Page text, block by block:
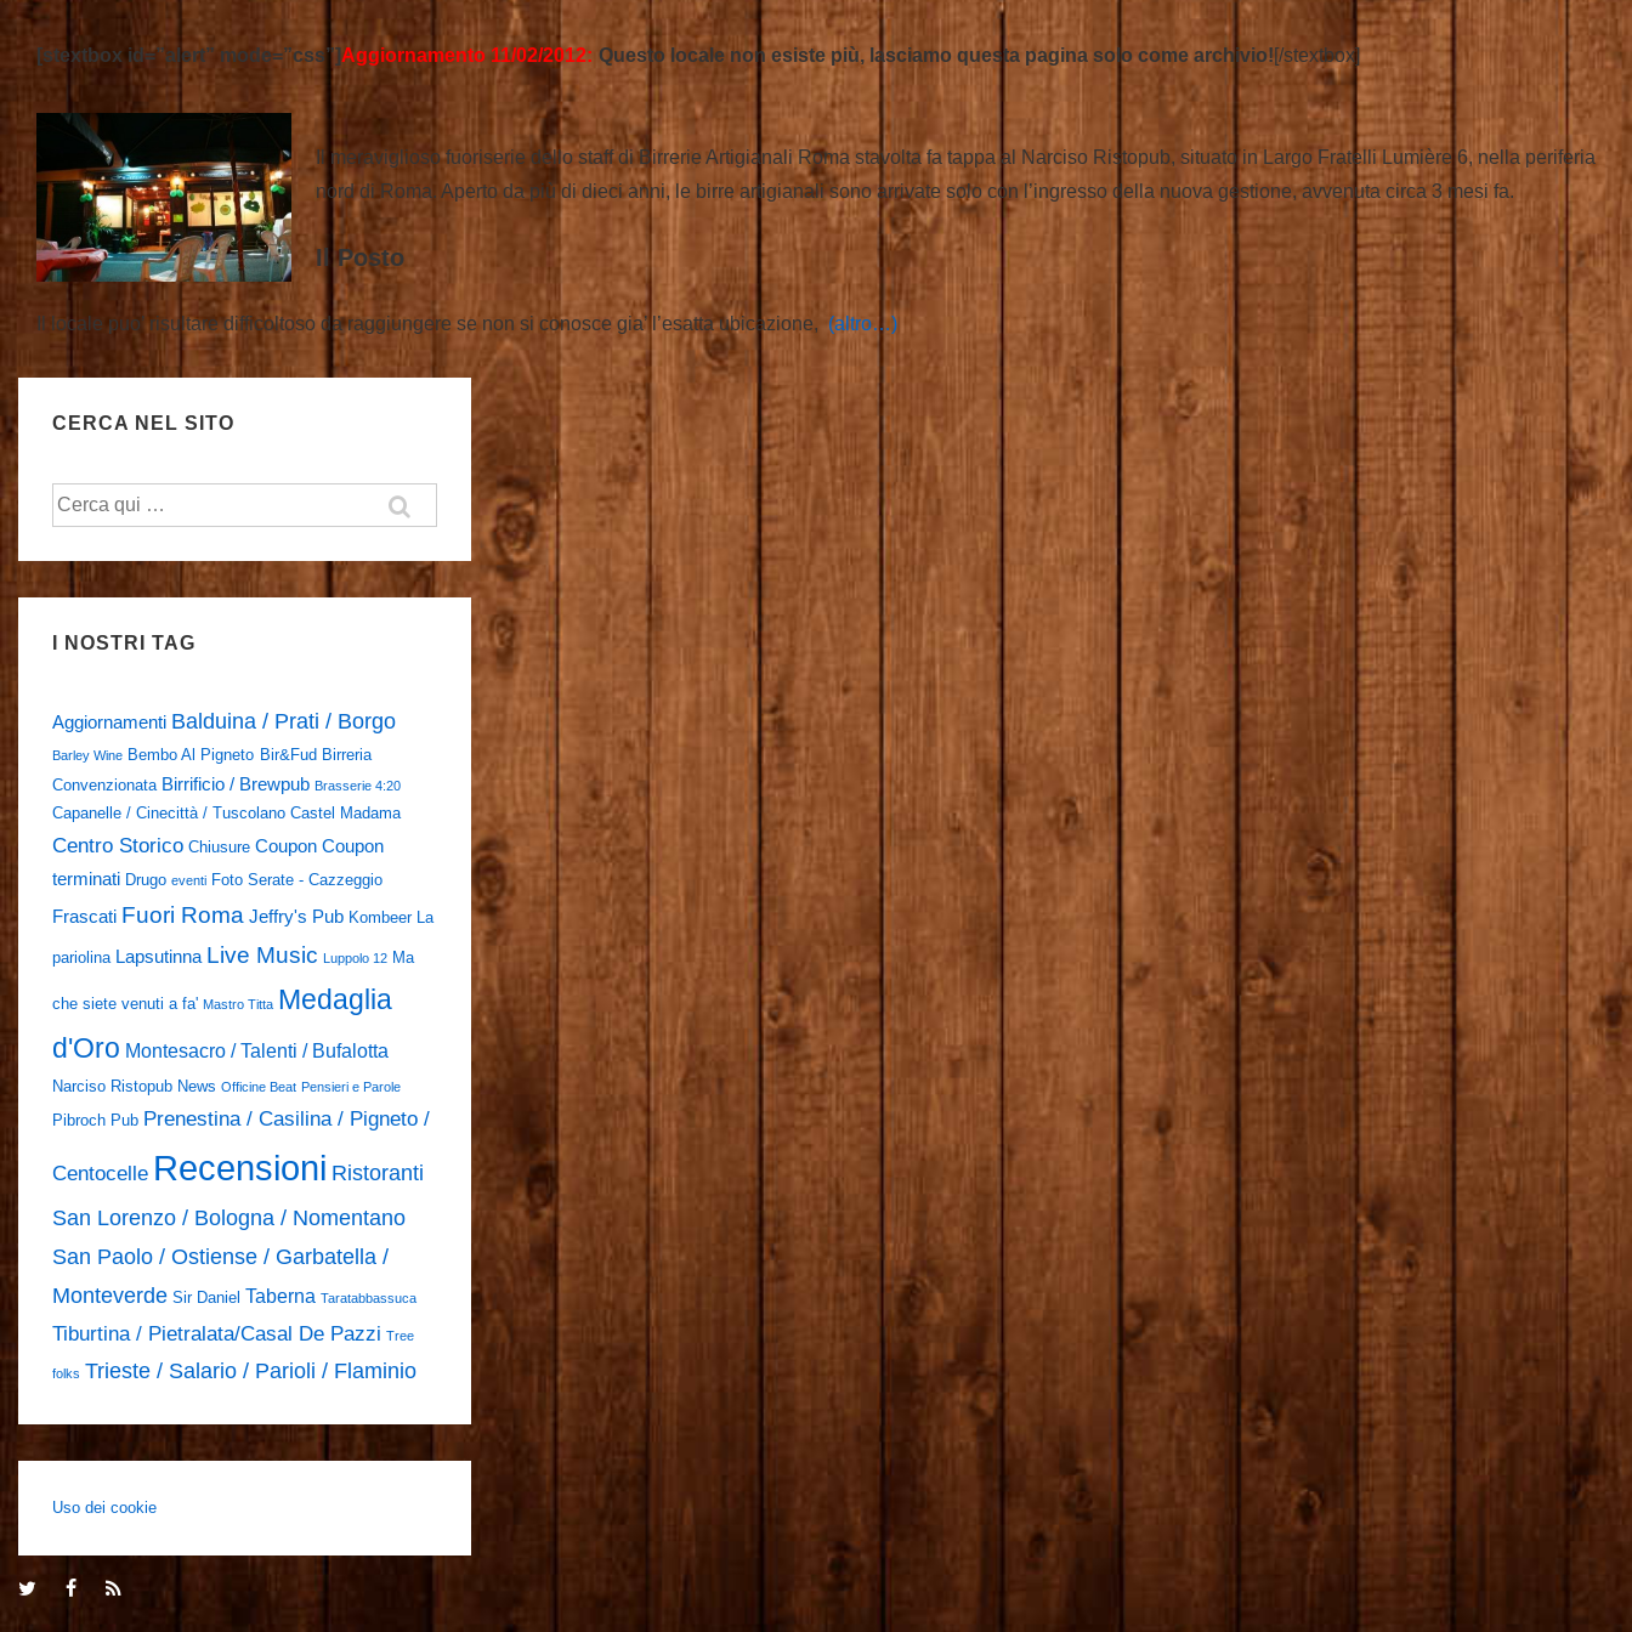
[stextbox id=”alert” mode=”css”] Aggiornamento 11/02/2012: Questo locale non esiste più, lasciamo questa pagina solo come archivio![/stextbox]
Il meraviglioso fuoriserie dello staff di Birrerie Artigianali Roma stavolta fa tappa al Narciso Ristopub, situato in Largo Fratelli Lumière 6, nella periferia
nord di Roma. Aperto da più di dieci anni, le birre artigianali sono arrivate solo con l’ingresso della nuova gestione, avvenuta circa 3 mesi fa.
Il Posto
Il locale puo’ risultare difficoltoso da raggiungere se non si conosce gia’ l’esatta ubicazione, (altro…)
CERCA NEL SITO
Cerca:
I NOSTRI TAG
Aggiornamenti Balduina / Prati / Borgo
Barley Wine Bembo Al Pigneto Bir&Fud Birreria
Convenzionata Birrificio / Brewpub Brasserie 4:20
Capanelle / Cinecittà / Tuscolano Castel Madama
Centro Storico Chiusure Coupon Coupon
terminati Drugo eventi Foto Serate - Cazzeggio
Frascati Fuori Roma Jeffry's Pub Kombeer La
pariolina Lapsutinna Live Music Luppolo 12 Ma
che siete venuti a fa' Mastro Titta Medaglia
d'Oro Montesacro / Talenti / Bufalotta
Narciso Ristopub News Officine Beat Pensieri e Parole
Pibroch Pub Prenestina / Casilina / Pigneto /
Centocelle Recensioni Ristoranti
San Lorenzo / Bologna / Nomentano
San Paolo / Ostiense / Garbatella /
Monteverde Sir Daniel Taberna Taratabbassuca
Tiburtina / Pietralata/Casal De Pazzi Tree
folks Trieste / Salario / Parioli / Flaminio
Uso dei cookie